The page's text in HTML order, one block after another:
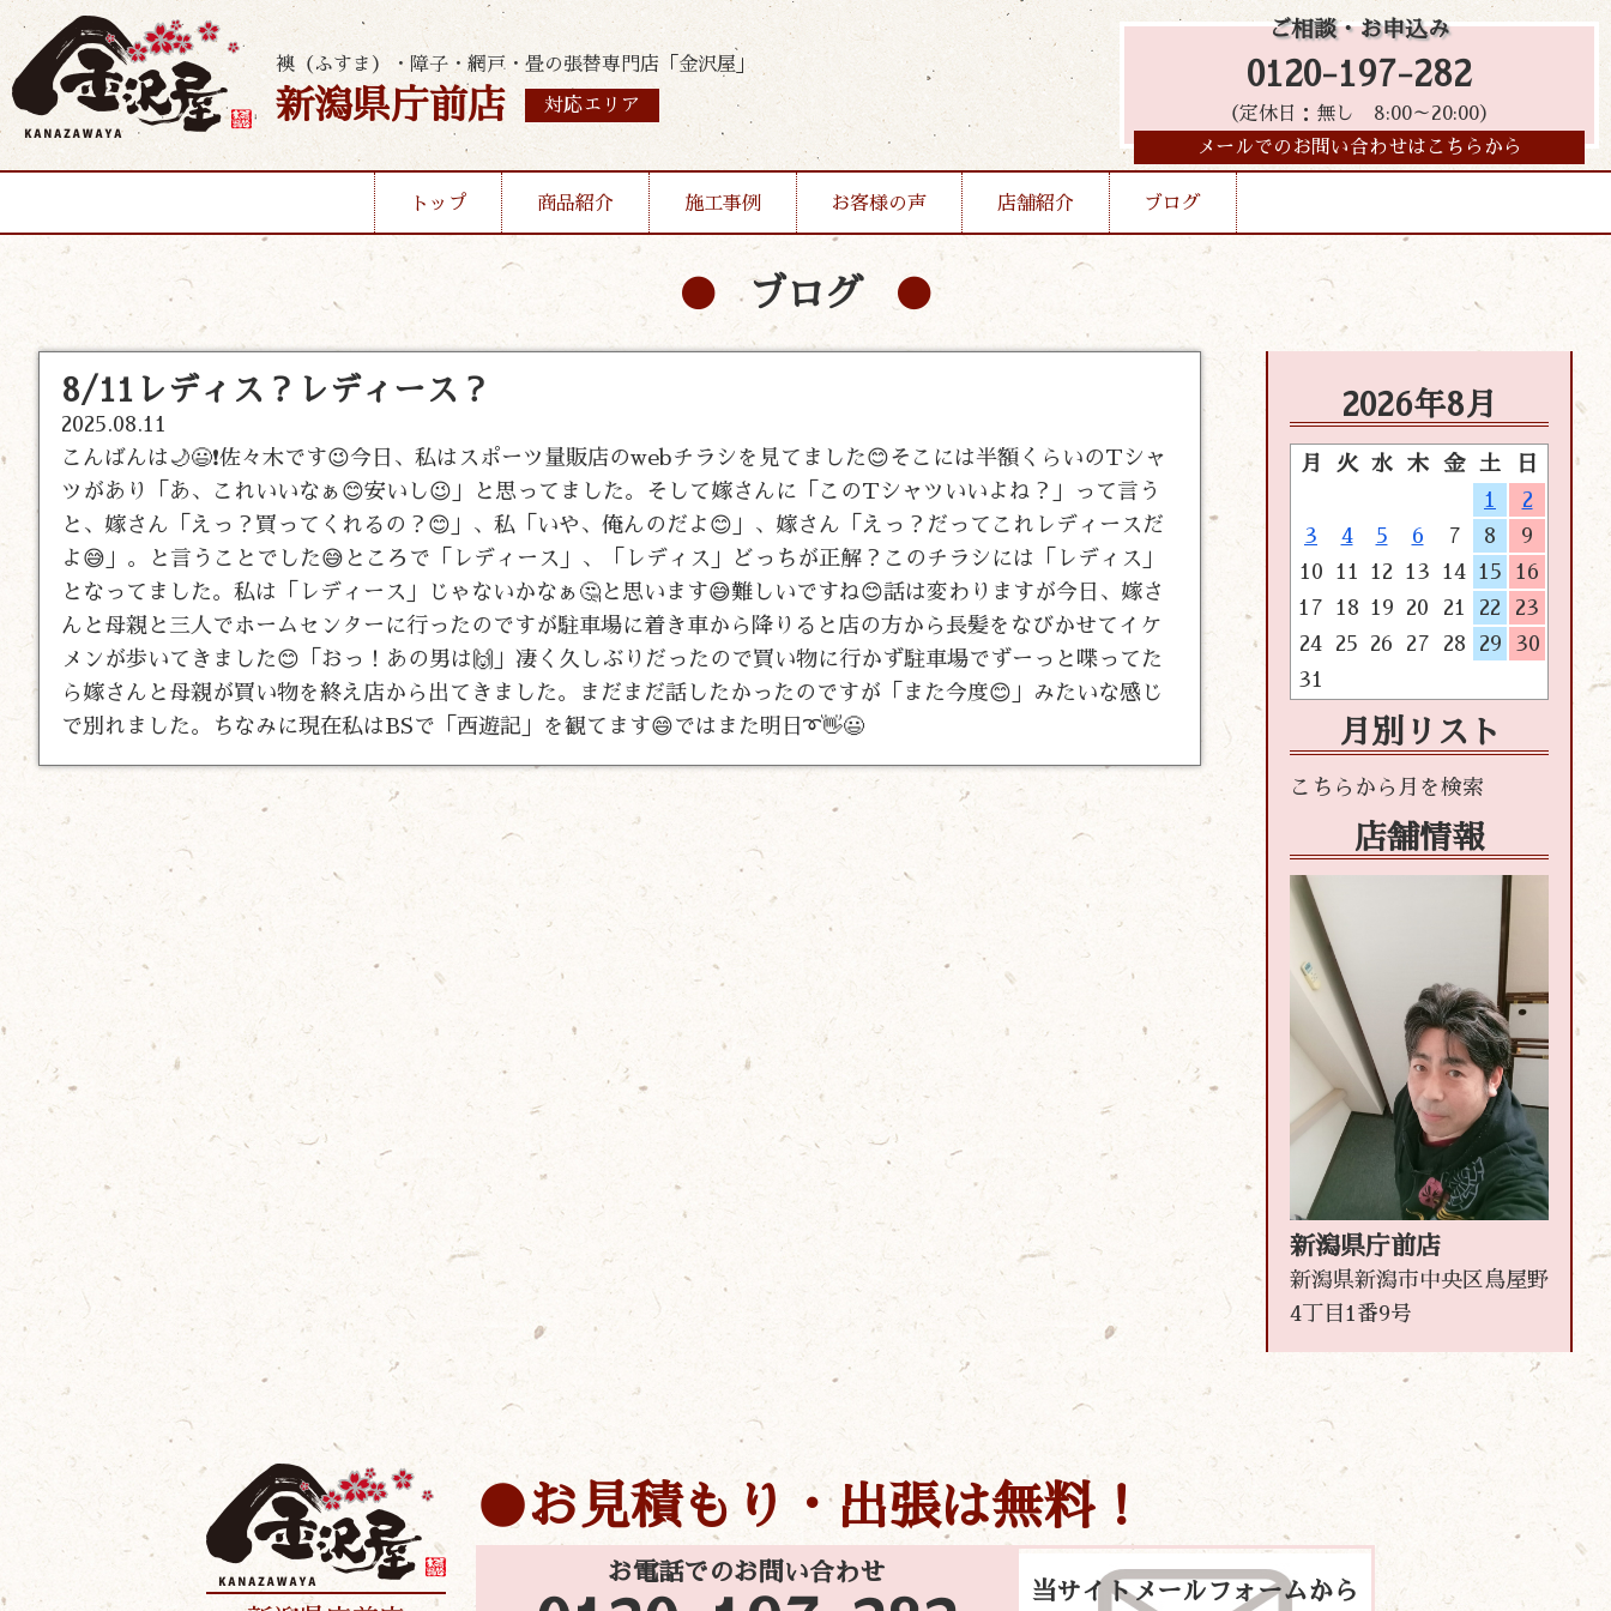
襖（ふすま）・障子・網戸・畳の張替専門店「金沢屋」
新潟県庁前店 対応エリア
ご相談・お申込み
0120-197-282
（定休日：無し 8:00～20:00）
メールでのお問い合わせはこちらから
トップ 商品紹介 施工事例 お客様の声 店舗紹介 ブログ
ブログ
8/11レディス？レディース？
2025.08.11
こんばんは🌙😃❗佐々木です😉今日、私はスポーツ量販店のwebチラシを見てました😊そこには半額くらいのTシャ
ツがあり「あ、これいいなぁ😊安いし😉」と思ってました。そして嫁さんに「このTシャツいいよね？」って言う
と、嫁さん「えっ？買ってくれるの？😊」、私「いや、俺んのだよ😊」、嫁さん「えっ？だってこれレディースだ
よ😅」。と言うことでした😅ところで「レディース」、「レディス」どっちが正解？このチラシには「レディス」
となってました。私は「レディース」じゃないかなぁ🤔と思います😅難しいですね😊話は変わりますが今日、嫁さ
んと母親と三人でホームセンターに行ったのですが駐車場に着き車から降りると店の方から長髪をなびかせてイケ
メンが歩いてきました😊「おっ！あの男は🙌」凄く久しぶりだったので買い物に行かず駐車場でずーっと喋ってた
ら嫁さんと母親が買い物を終え店から出てきました。まだまだ話したかったのですが「また今度😊」みたいな感じ
で別れました。ちなみに現在私はBSで「西遊記」を観てます😄ではまた明日➰👋😃
2026年8月
月 火 水 木 金 土
日
1
2
3
4 5 6 7 8
9
10
11 12 13 14 15
16
17
18 19 20 21 22
23
24
25 26 27 28 29
30
31
月別リスト
店舗情報
新潟県庁前店
新潟県新潟市中央区鳥屋野
4丁目1番9号
お見積もり・出張は無料！
お電話でのお問い合わせ
当サイトメールフォームから